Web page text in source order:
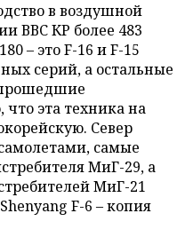
в воздушной
ВВС КР более 483
– это F-16 и F-15
серий, а остальные
эта техника на
Север
самые
МиГ-29, а
МиГ-21
F-6 – копия